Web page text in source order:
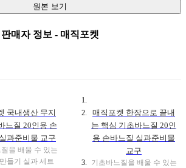
원본 보기
판매자 정보 - 매직포켓
국내생산 무지
느질 20인용 손
과준비물 교구
을 배울 수 있는
들기 실과 세트
매직포켓 한장으로 끝내
는 핵심 기초바느질 20인
용 손바느질 실과준비물
교구
기초바느질을 배울 수 있는